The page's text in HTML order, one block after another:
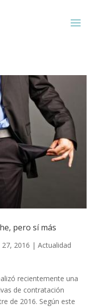
pero sí más
27, 2016 | Actualidad
recientemente una
de contratación
de 2016. Según este